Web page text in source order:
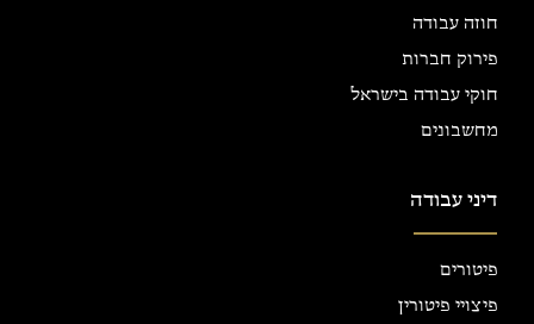
חוזה עבודה
פירוק חברות
חוקי עבודה בישראל
מחשבונים
דיני עבודה
פיטורים
פיצויי פיטורין